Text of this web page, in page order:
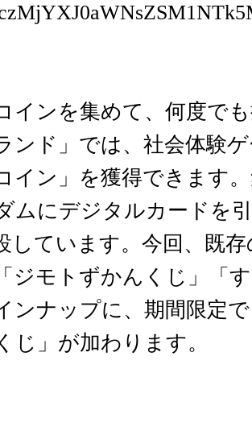
インを集めて、何度で
ンド」では、社会体験
イン」を獲得できます
ムにデジタルカードを
しています。今回、既
ジモトずかんくじ」「
ンナップに、期間限定
じ」が加わります。